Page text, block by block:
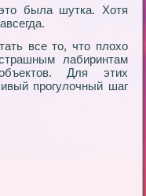
была шутка. Хотя
все то, что плохо
лабиринтам
Для этих
прогулочный шаг